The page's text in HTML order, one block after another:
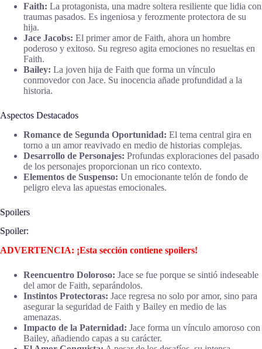
Faith: La protagonista, una madre soltera resiliente que lidia con
traumas pasados. Es ingeniosa y ferozmente protectora de su
hija.
Jace Jacobs: El primer amor de Faith, ahora un hombre
poderoso y exitoso. Su regreso agita emociones no resueltas en
Faith.
Bailey: La joven hija de Faith que forma un vínculo
conmovedor con Jace. Su inocencia añade profundidad a la
historia.
Aspectos Destacados
Romance de Segunda Oportunidad: El tema central gira en
torno a un amor reavivado en medio de historias complejas.
Desarrollo de Personajes: Profundas exploraciones del pasado
de los personajes proporcionan un rico contexto.
Elementos de Suspenso: Un emocionante telón de fondo de
peligro eleva las apuestas emocionales.
Spoilers
Spoiler:
ADVERTENCIA: ¡Esta sección contiene spoilers!
Reencuentro Doloroso: Jace se fue porque se sintió indeseable
del amor de Faith, separándolos.
Instintos Protectoras: Jace regresa no solo por amor, sino para
asegurar la seguridad de Faith y Bailey en medio de las
amenazas.
Impacto de la Paternidad: Jace forma un vínculo amoroso con
Bailey, añadiendo capas a su carácter.